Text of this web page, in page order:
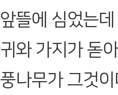
뜰에 심었는
와 가지가 돋
나무가 그것